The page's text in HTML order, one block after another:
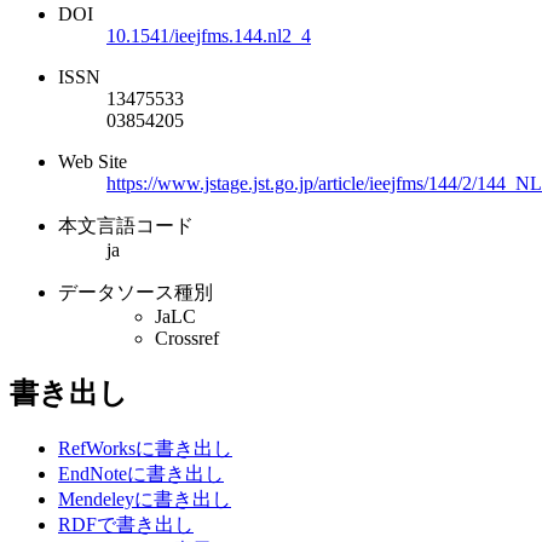
DOI
10.1541/ieejfms.144.nl2_4
ISSN
13475533
03854205
Web Site
https://www.jstage.jst.go.jp/article/ieejfms/144/2/
本文言語コード
ja
データソース種別
JaLC
Crossref
書き出し
RefWorksに書き出し
EndNoteに書き出し
Mendeleyに書き出し
RDFで書き出し